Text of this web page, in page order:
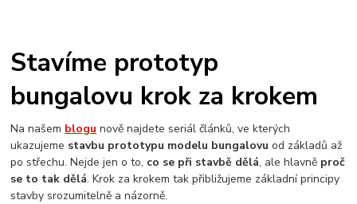
Stavíme prototyp
bungalovu krok za krokem
Na našem blogu nově najdete seriál článků, ve kterých
ukazujeme stavbu prototypu modelu bungalovu od základů až
po střechu. Nejde jen o to, co se při stavbě dělá, ale hlavně proč
se to tak dělá. Krok za krokem tak přibližujeme základní principy
stavby srozumitelně a názorně.